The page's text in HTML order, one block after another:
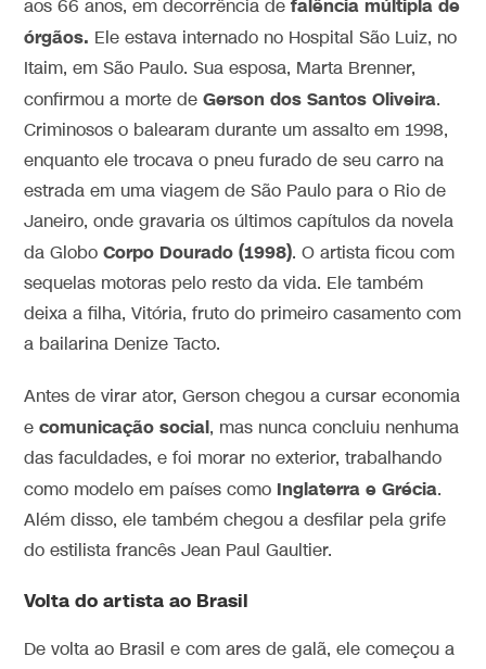
aos 66 anos, em decorrência de falência múltipla de
órgãos. Ele estava internado no Hospital São Luiz, no
Itaim, em São Paulo. Sua esposa, Marta Brenner,
confirmou a morte deGerson dos Santos Oliveira.
Criminosos o balearam durante um assalto em 1998,
enquanto ele trocava o pneu furado de seu carro na
estrada em uma viagem de São Paulo para o Rio de
Janeiro, onde gravaria os últimos capítulos da novela
da GloboCorpo Dourado (1998). O artista ficou com
sequelas motoras pelo resto da vida. Ele também
deixa a filha, Vitória, fruto do primeiro casamento com
a bailarina Denize Tacto.
Antes de virar ator, Gerson chegou a cursar economia
ecomunicação social, mas nunca concluiu nenhuma
das faculdades, e foi morar no exterior, trabalhando
como modelo em países como Inglaterra e Grécia.
Além disso, ele também chegou a desfilar pela grife
do estilista francês Jean Paul Gaultier.
Volta do artista ao Brasil
De volta ao Brasil e com ares de galã, ele começou a